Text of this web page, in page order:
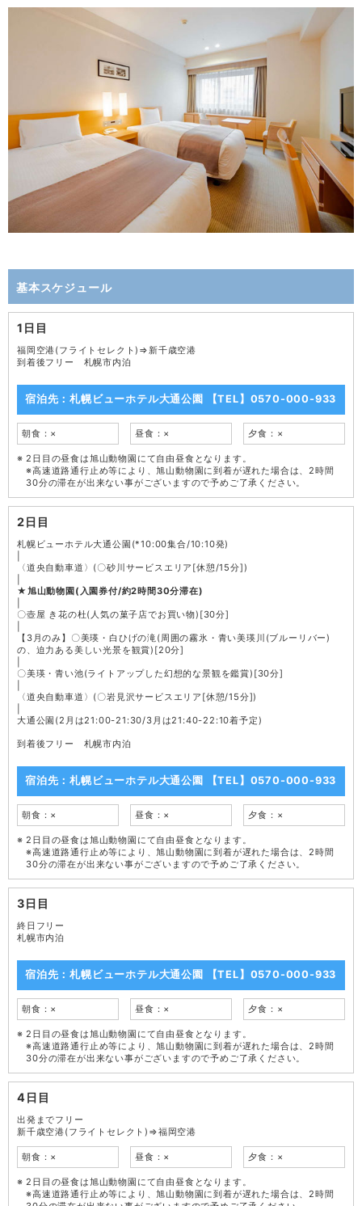
基本スケジュール
1日目
福岡空港(フライトセレクト)⇒新千歳空港
到着後フリー 札幌市内泊
宿泊先：札幌ビューホテル大通公園 【TEL】0570-000-933
朝食：× 昼食：× 夕食：×
2日目の昼食は旭山動物園にて自由昼食となります。
※高速道路通行止め等により、旭山動物園に到着が遅れた場合は、2時間
30分の滞在が出来ない事がございますので予めご了承ください。
2日目
札幌ビューホテル大通公園(*10:00集合/10:10発)
〈道央自動車道〉(〇砂川サービスエリア[休憩/15分])
★旭山動物園(入園券付/約2時間30分滞在)
〇壺屋 き花の杜(人気の菓子店でお買い物)[30分]
【3月のみ】〇美瑛・白ひげの滝(周囲の霧氷・青い美瑛川(ブルーリバー)
の、迫力ある美しい光景を観賞)[20分]
〇美瑛・青い池(ライトアップした幻想的な景観を鑑賞)[30分]
〈道央自動車道〉(〇岩見沢サービスエリア[休憩/15分])
大通公園(2月は21:00-21:30/3月は21:40-22:10着予定)
到着後フリー 札幌市内泊
宿泊先：札幌ビューホテル大通公園 【TEL】0570-000-933
朝食：× 昼食：× 夕食：×
2日目の昼食は旭山動物園にて自由昼食となります。
※高速道路通行止め等により、旭山動物園に到着が遅れた場合は、2時間
30分の滞在が出来ない事がございますので予めご了承ください。
3日目
終日フリー
札幌市内泊
宿泊先：札幌ビューホテル大通公園 【TEL】0570-000-933
朝食：× 昼食：× 夕食：×
2日目の昼食は旭山動物園にて自由昼食となります。
※高速道路通行止め等により、旭山動物園に到着が遅れた場合は、2時間
30分の滞在が出来ない事がございますので予めご了承ください。
4日目
出発までフリー
新千歳空港(フライトセレクト)⇒福岡空港
朝食：× 昼食：× 夕食：×
2日目の昼食は旭山動物園にて自由昼食となります。
※高速道路通行止め等により、旭山動物園に到着が遅れた場合は、2時間